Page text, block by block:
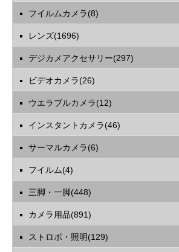
フイルムカメラ(8)
レンズ(1696)
デジカメアクセサリー(297)
ビデオカメラ(26)
ウエラブルカメラ(12)
インスタントカメラ(46)
サーマルカメラ(6)
フイルム(4)
三脚・一脚(448)
カメラ用品(891)
ストロボ・照明(129)